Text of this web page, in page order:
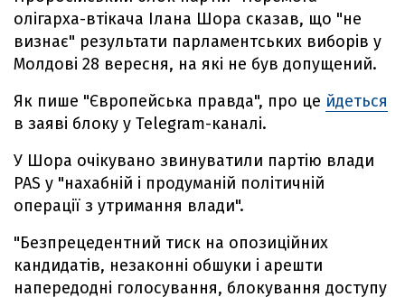
олігарха-втікача Ілана Шора сказав, що "не
визнає" результати парламентських виборів у
Молдові 28 вересня, на які не був допущений.
Як пише "Європейська правда", про це йдеться
в заяві блоку у Telegram-каналі.
У Шора очікувано звинуватили партію влади
PAS у "нахабній і продуманій політичній
операції з утримання влади".
"Безпрецедентний тиск на опозиційних
кандидатів, незаконні обшуки і арешти
напередодні голосування, блокування доступу